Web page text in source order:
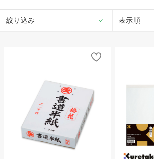
絞り込み 表示順